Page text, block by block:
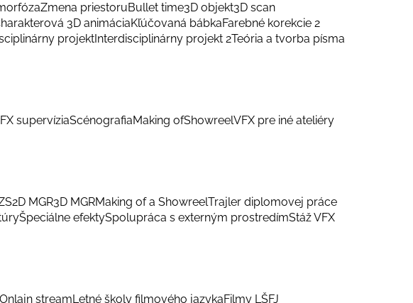
Zmena priestoruBullet time3D objekt3D scan
3D animáciaKľúčovaná bábkaFarebné korekcie 2
projekt Interdisciplinárny projekt 2Teória a tvorba písma
supervíziaScénografiaMaking ofShowreelVFX pre iné ateliéry
2D MGR3D MGRMaking of a ShowreelTrajler diplomovej práce
Špeciálne efektySpolupráca s externým prostredímStáž VFX
Onlajn streamLetné školy filmového jazykaFilmy LŠFJ